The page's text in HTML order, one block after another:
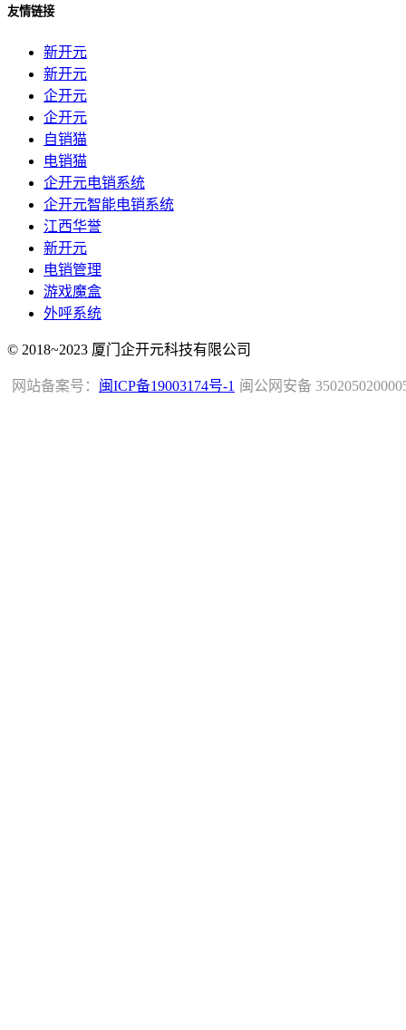
友情链接
新开元
新开元
企开元
企开元
自销猫
电销猫
企开元电销系统
企开元智能电销系统
江西华誉
新开元
电销管理
游戏魔盒
外呼系统
© 2018~2023 厦门企开元科技有限公司
闽公网安备
网站备案号： 闽ICP备19003174号-1